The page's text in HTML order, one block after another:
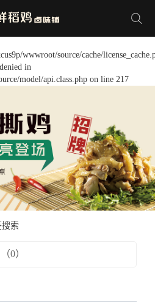
wwwroot/source/cache/
in
model/api.class.php on line 217
索
0）